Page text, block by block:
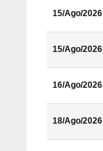
15/Ago/2026
15/Ago/2026
16/Ago/2026
18/Ago/2026